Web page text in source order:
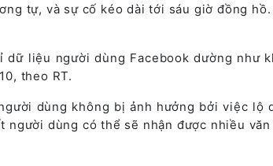
tự, và sự cố kéo dài tới sáu giờ đồng hồ.
dữ liệu người dùng Facebook dường như
theo RT.
dùng không bị ảnh hưởng bởi việc lộ
người dùng có thể sẽ nhận được nhiều